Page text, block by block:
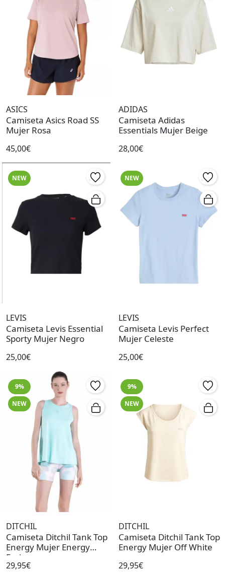
ASICS
Camiseta Asics Road SS
Mujer Rosa
45,00€
ADIDAS
Camiseta Adidas
Essentials Mujer Beige
28,00€
NEW
LEVIS
Camiseta Levis Essential
Sporty Mujer Negro
25,00€
NEW
LEVIS
Camiseta Levis Perfect
Mujer Celeste
25,00€
9%
NEW
DITCHIL
Camiseta Ditchil Tank Top
Energy Mujer Energy
Frais
29,95€
9%
NEW
DITCHIL
Camiseta Ditchil Tank Top
Energy Mujer Off White
29,95€